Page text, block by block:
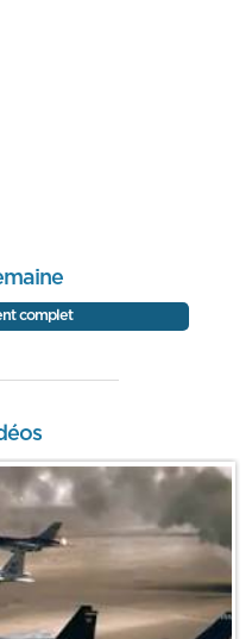
complet